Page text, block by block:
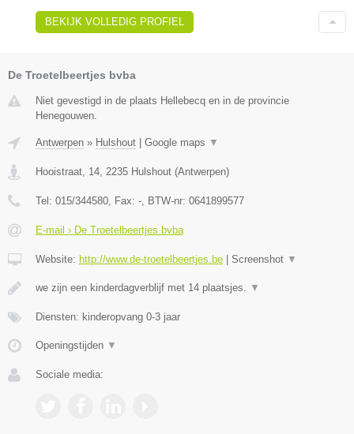
BEKIJK VOLLEDIG PROFIEL
De Troetelbeertjes bvba
Niet gevestigd in de plaats Hellebecq en in de provincie
Henegouwen.
Antwerpen » Hulshout Google maps ▼
Hooistraat, 14 2235 Hulshout (Antwerpen)
Tel: 015/344580 , Fax: - , BTW-nr: 0641899577
E-mail › De Troetelbeertjes bvba
Website: http://www.de-troetelbeertjes.be Screenshot ▼
we zijn een kinderdagverblijf met 14 plaatsjes. ▼
Diensten: kinderopvang 0-3 jaar
Openingstijden ▼
Sociale media: